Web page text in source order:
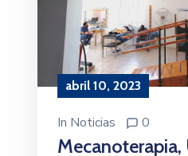
abril 10, 2023
In Noticias 0
Mecanoterapia,